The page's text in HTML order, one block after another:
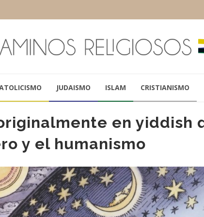
JUDAISMO ISLAM CRISTIANISMO
en yiddish
y el humanismo